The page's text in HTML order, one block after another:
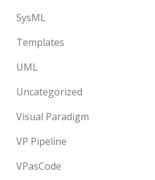
SysML
Templates
UML
Uncategorized
Visual Paradigm
VP Pipeline
VPasCode